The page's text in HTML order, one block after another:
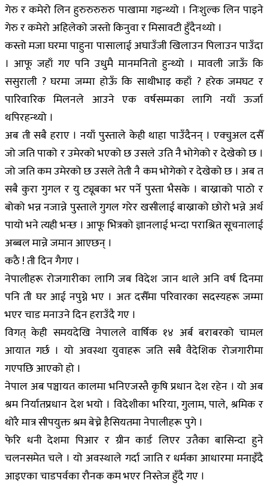
गेरु र कमेरो लिन हुरुरुरुरुरु पाखामा गइन्थ्यो । निःशुल्क लिन पाइने
गेरु र कमेरो अहिलेको जस्तो किनुवा र मिसावटी हुँदैनथ्यो ।
कस्तो मजा घरमा पाहुना पासालाई अघाउँजी खिलाउन पिलाउन पाउँदा
। आफू जहाँ गए पनि उधुमै मानमनितो हुन्थ्यो । मावली जाऊँ कि
ससुराली ? घरमा जम्मा होऊँ कि साथीभाइ कहाँ ? हरेक जमघट र
पारिवारिक मिलनले आउने एक वर्षसम्मका लागि नयाँ ऊर्जा
थपिरहन्थ्यो ।
अब ती सबै हराए । नयाँ पुस्ताले केही थाहा पाउँदैनन् । एक्चुअल दसैँ
जो जति पाको र उमेरको भएको छ उसले उति नै भोगेको र देखेको छ ।
जो जति कम उमेरको छ उसले तेती नै कम भोगेको र देखेको छ । अब त
सबै कुरा गुगल र यु ट्यूबका भर पर्ने पुस्ता भैसके । बाख्राको पाठो र
बोको भन्न नजान्ने पुस्ताले गुगल गरेर खसीलाई बाख्राको छोरो भन्ने अर्थ
पायो भने त्यही भन्छ । आफू भित्रको ज्ञानलाई भन्दा पराश्रित सूचनालाई
अब्बल मान्ने जमान आएछन् ।
कठै ! ती दिन गैगए ।
नेपालीहरू रोजगारीका लागि जब विदेश जान थाले अनि वर्ष दिनमा
पनि ती घर आई नपुग्ने भए । अतः दसैँमा परिवारका सदस्यहरू जम्मा
भएर चाड मनाउने दिन हराउँदै गए ।
विगत् केही समयदेखि नेपालले वार्षिक १४ अर्ब बराबरको चामल
आयात गर्छ । यो अवस्था युवाहरू जति सबै वैदेशिक रोजगारीमा
गएपछि आएको हो ।
नेपाल अब पञ्चायत कालमा भनिएजस्तै कृषि प्रधान देश रहेन । यो अब
श्रम निर्यातप्रधान देश भयो । विदेशीका भरिया, गुलाम, पाले, श्रमिक र
थोरै मात्र सीपयुक्त श्रम बेच्ने हैसियतमा नेपालीहरू पुगे ।
फेरि धनी देशमा पिआर र ग्रीन कार्ड लिएर उतैका बासिन्दा हुने
चलनसमेत चले । यो अवस्थाले गर्दा जाति र धर्मका आधारमा मनाइँदै
आइएका चाडपर्वका रौनक कम भएर निस्तेज हुँदै गए ।